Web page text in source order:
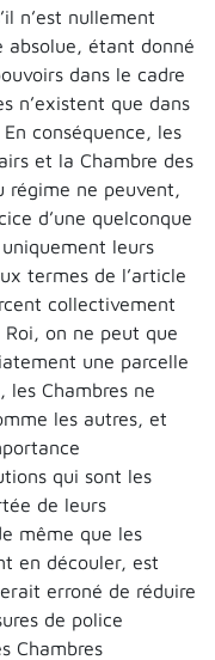
n’est nullement
absolue, étant donné
dans le cadre
n’existent que dans
conséquence, les
et la Chambre des
régime ne peuvent,
d’une quelconque
leurs
termes de l’article
collectivement
on ne peut que
une parcelle
les Chambres ne
les autres, et
qui sont les
de leurs
même que les
en découler, est
erroné de réduire
de police
Chambres